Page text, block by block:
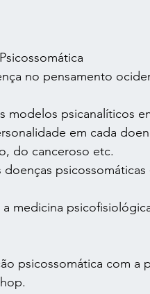
no pensamento
modelos psicanalíticos
em cada
do canceroso etc.
psicossomáticas
medicina
psicossomática com a